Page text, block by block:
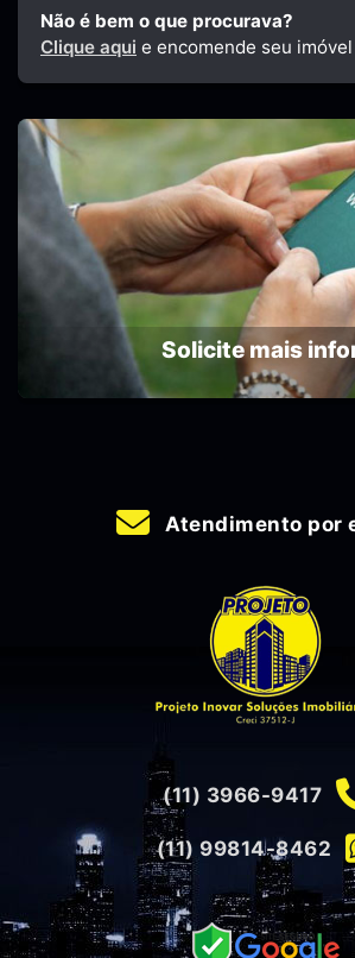
Não é bem o que procurava?
Clique aqui e encomende seu imóvel
Solicite mais
Atendimento por
(11) 3966-9417
(11) 99814-8462